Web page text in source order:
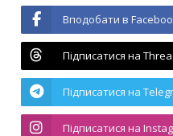
Вподобати в
Підписатися на
Підписатися на
Підписатися на